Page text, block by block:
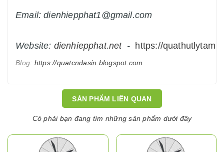
Email: dienhiepphat1@gmail.com
Website: dienhiepphat.net - https://
Blog: https://quatcndasin.blogspot.com
SẢN PHẨM LIÊN QUAN
Có phải bạn đang tìm những sản phẩm dưới đây